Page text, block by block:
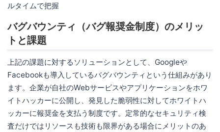
ルタイムで把握
バグバウンティ（バグ報奨金制度）のメリッ
トと課題
上記の課題に対するソリューションとして、Googleや
Facebookも導入しているバグバウンティという仕組みがあり
ます。企業が自社のWebサービスやアプリケーションをホワ
イトハッカーに公開し、発見した脆弱性に対してホワイトハ
ッカーに報奨金を支払う制度です。定常的なセキュリティ検
査だけではリソースも技術も限界がある場合にメリットのあ